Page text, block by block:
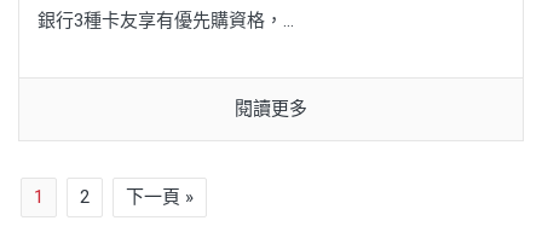
銀行3種卡友享有優先購資格，...
閱讀更多
1 2 下一頁 »